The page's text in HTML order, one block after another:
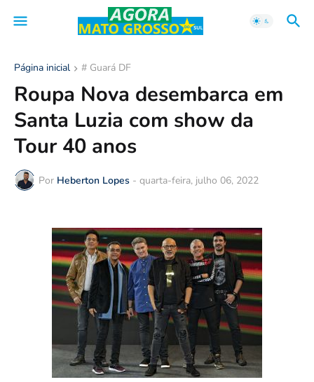
Página inicial # Guará DF
Roupa Nova desembarca em
Santa Luzia com show da
Tour 40 anos
Por Heberton Lopes - quarta-feira, julho 06, 2022